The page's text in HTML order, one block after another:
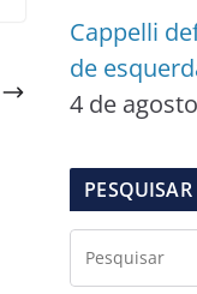
Cappelli
de
4 de
PESQUISAR